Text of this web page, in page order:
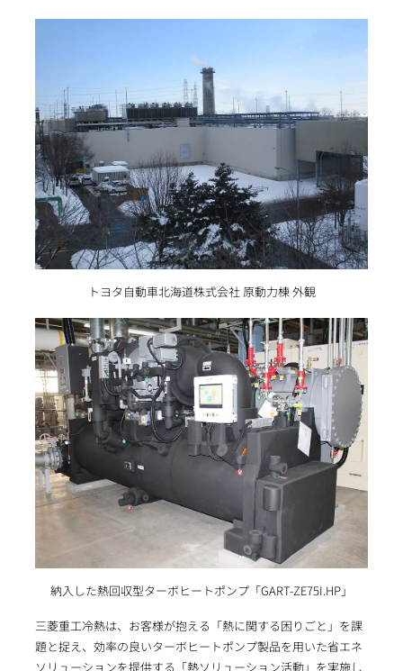
トヨタ自動車北海道株式会社 原動力棟 外観
納入した熱回収型ターボヒートポンプ「GART-ZE75I.HP」
三菱重工冷熱は、お客様が抱える「熱に関する困りごと」を課
題と捉え、効率の良いターボヒートポンプ製品を用いた省エネ
ソリューションを提供する「熱ソリューション活動」を実施し